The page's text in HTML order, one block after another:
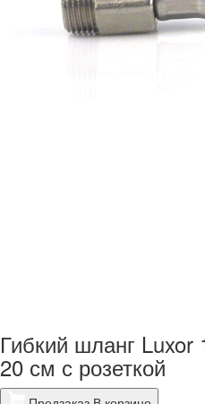
Гибкий шланг
20 см с розеткой